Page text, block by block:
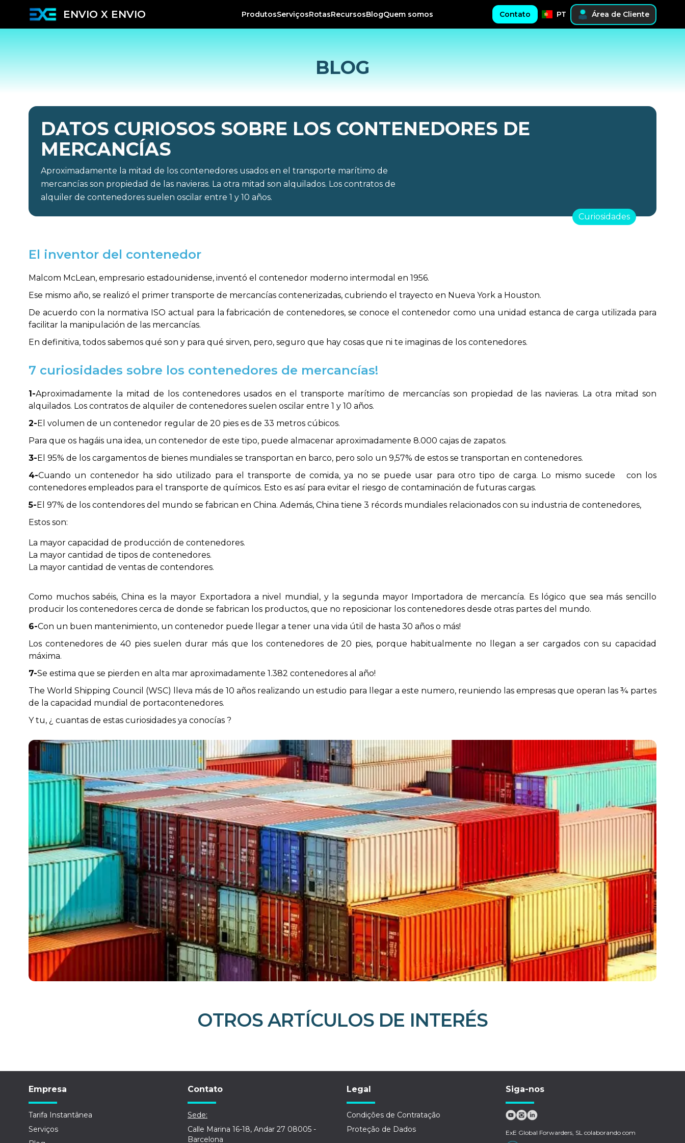
ENVIO X ENVIO ProdutosServiçosRotasRecursosBlogQuem somos Contato PT Área de Cliente
BLOG
DATOS CURIOSOS SOBRE LOS CONTENEDORES DE
MERCANCÍAS
Aproximadamente la mitad de los contenedores usados en el transporte marítimo de
mercancías son propiedad de las navieras. La otra mitad son alquilados. Los contratos de
alquiler de contenedores suelen oscilar entre 1 y 10 años.
Curiosidades
El inventor del contenedor
Malcom McLean, empresario estadounidense, inventó el contenedor moderno intermodal en 1956.
Ese mismo año, se realizó el primer transporte de mercancías contenerizadas, cubriendo el trayecto en Nueva York a Houston.
De acuerdo con la normativa ISO actual para la fabricación de contenedores, se conoce el contenedor como una unidad estanca de carga utilizada para
facilitar la manipulación de las mercancías.
En definitiva, todos sabemos qué son y para qué sirven, pero, seguro que hay cosas que ni te imaginas de los contenedores.
7 curiosidades sobre los contenedores de mercancías!
1-Aproximadamente la mitad de los contenedores usados en el transporte marítimo de mercancías son propiedad de las navieras. La otra mitad son
alquilados. Los contratos de alquiler de contenedores suelen oscilar entre 1 y 10 años.
2-El volumen de un contenedor regular de 20 pies es de 33 metros cúbicos.
Para que os hagáis una idea, un contenedor de este tipo, puede almacenar aproximadamente 8.000 cajas de zapatos.
3-El 95% de los cargamentos de bienes mundiales se transportan en barco, pero solo un 9,57% de estos se transportan en contenedores.
4-Cuando un contenedor ha sido utilizado para el transporte de comida, ya no se puede usar para otro tipo de carga. Lo mismo sucede con los
contenedores empleados para el transporte de químicos. Esto es así para evitar el riesgo de contaminación de futuras cargas.
5-El 97% de los contendores del mundo se fabrican en China. Además, China tiene 3 récords mundiales relacionados con su industria de contenedores,
Estos son:
La mayor capacidad de producción de contenedores.
La mayor cantidad de tipos de contenedores.
La mayor cantidad de ventas de contendores.
Como muchos sabéis, China es la mayor Exportadora a nivel mundial, y la segunda mayor Importadora de mercancía. Es lógico que sea más sencillo
producir los contenedores cerca de donde se fabrican los productos, que no reposicionar los contenedores desde otras partes del mundo.
6-Con un buen mantenimiento, un contenedor puede llegar a tener una vida útil de hasta 30 años o más!
Los contenedores de 40 pies suelen durar más que los contenedores de 20 pies, porque habitualmente no llegan a ser cargados con su capacidad
máxima.
7-Se estima que se pierden en alta mar aproximadamente 1.382 contenedores al año!
The World Shipping Council (WSC) lleva más de 10 años realizando un estudio para llegar a este numero, reuniendo las empresas que operan las ¾ partes
de la capacidad mundial de portacontenedores.
Y tu, ¿ cuantas de estas curiosidades ya conocías ?
OTROS ARTÍCULOS DE INTERÉS
Empresa
Tarifa Instantânea
Serviços
Contato
Sede:
Calle Marina 16-18, Andar 27 08005 -
Barcelona
Legal
Condições de Contratação
Proteção de Dados
Siga-nos
ExE Global Forwarders, SL colaborando com